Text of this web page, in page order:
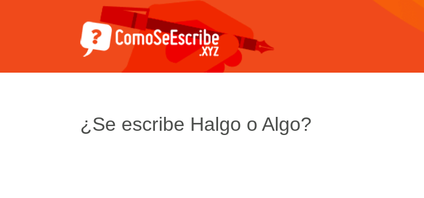
¿Se escribe Halgo o Algo?